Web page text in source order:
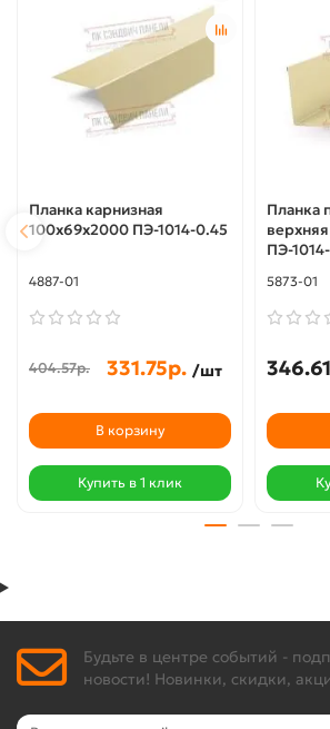
Планка карнизная
100х69х2000 ПЭ-1014-0.45
4887-01
404.57р. 331.75р. /шт
В корзину
Купить в 1 клик
Планка
ПЭ-
5873-01
Будьте в центре событий -
новости! Новинки, скидки,